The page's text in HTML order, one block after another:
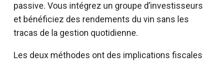
passive. Vous intégrez un groupe d’investisseurs
et bénéficiez des rendements du vin sans les
tracas de la gestion quotidienne.
Les deux méthodes ont des implications fiscales